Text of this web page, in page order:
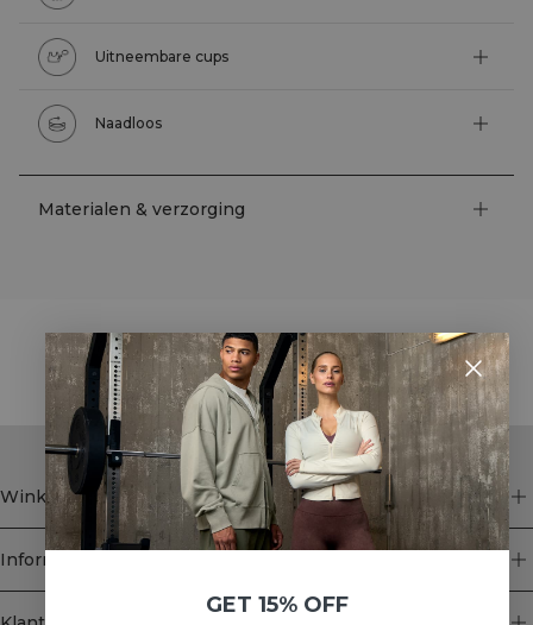
Uitneembare cups
Naadloos
Materialen & verzorging
STYLE WITH
Winkel
Informatie
GET 15% OFF